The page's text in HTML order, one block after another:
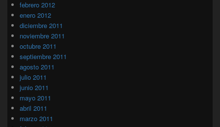
febrero 2012
enero 2012
diciembre 2011
noviembre 2011
octubre 2011
septiembre 2011
agosto 2011
julio 2011
junio 2011
mayo 2011
abril 2011
marzo 2011